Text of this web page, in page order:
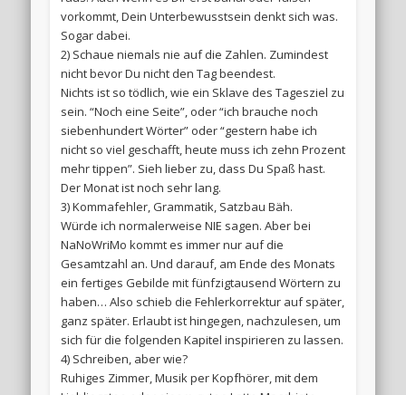
vorkommt, Dein Unterbewusstsein denkt sich was.
Sogar dabei.
2) Schaue niemals nie auf die Zahlen. Zumindest
nicht bevor Du nicht den Tag beendest.
Nichts ist so tödlich, wie ein Sklave des Tagesziel zu
sein. “Noch eine Seite”, oder “ich brauche noch
siebenhundert Wörter” oder “gestern habe ich
nicht so viel geschafft, heute muss ich zehn Prozent
mehr tippen”. Sieh lieber zu, dass Du Spaß hast.
Der Monat ist noch sehr lang.
3) Kommafehler, Grammatik, Satzbau Bäh.
Würde ich normalerweise NIE sagen. Aber bei
NaNoWriMo kommt es immer nur auf die
Gesamtzahl an. Und darauf, am Ende des Monats
ein fertiges Gebilde mit fünfzigtausend Wörtern zu
haben… Also schieb die Fehlerkorrektur auf später,
ganz später. Erlaubt ist hingegen, nachzulesen, um
sich für die folgenden Kapitel inspirieren zu lassen.
4) Schreiben, aber wie?
Ruhiges Zimmer, Musik per Kopfhörer, mit dem